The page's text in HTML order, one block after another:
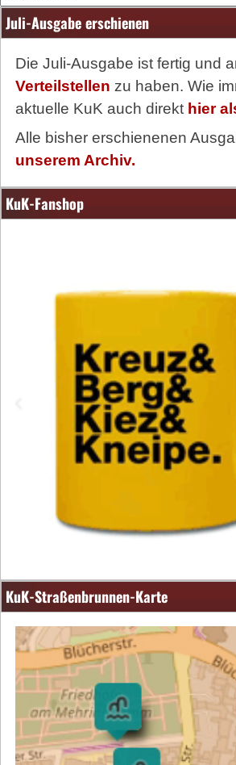
Juli-Ausgabe erschienen
Die Juli-Ausgabe ist fertig und
Verteilstellen zu haben. Wie
aktuelle KuK auch direkt hier
Alle bisher erschienenen
unserem Archiv.
KuK-Fanshop
KuK-Straßenbrunnen-Karte